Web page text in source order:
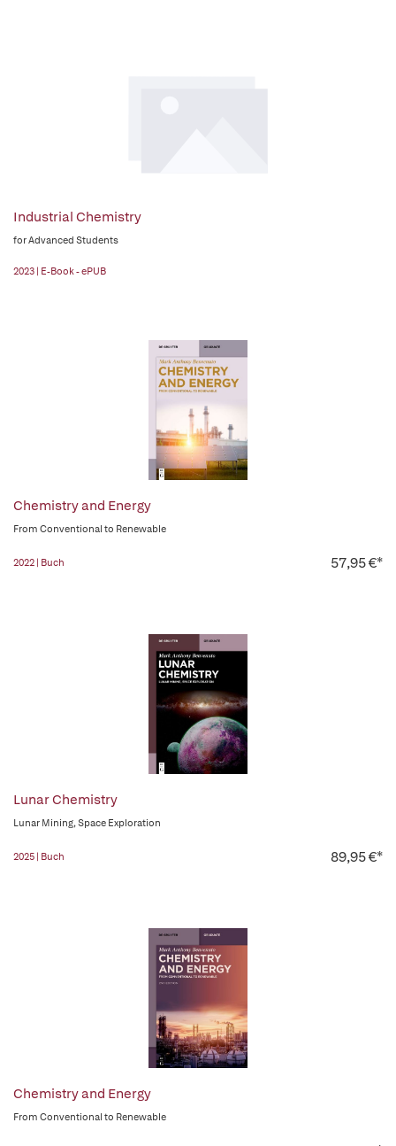
Industrial Chemistry
for Advanced Students
2023 | E-Book - ePUB
Chemistry and Energy
From Conventional to Renewable
2022 | Buch 57,95 €*
Lunar Chemistry
Lunar Mining, Space Exploration
2025 | Buch 89,95 €*
Chemistry and Energy
From Conventional to Renewable